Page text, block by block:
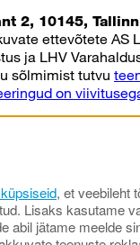
2, 10145,
ettevõtete AS
ja LHV
sõlmimist tutvu
on
, et veebileht
Lisaks kasutame
abil jätame meelde